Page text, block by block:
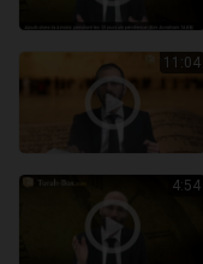
11:04
4:54